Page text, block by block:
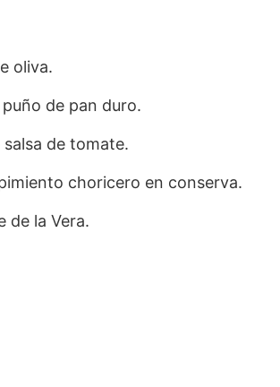
oliva.
de pan duro.
de tomate.
choricero en conserva.
de la Vera.